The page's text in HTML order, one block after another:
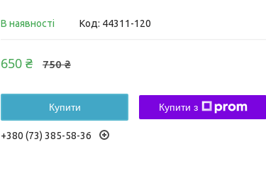
В наявності Код: 44311-120
750 ₴
650 ₴
Купити Купити з
+380 (73) 385-58-36